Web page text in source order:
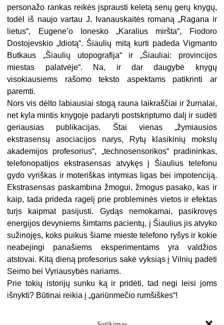
personažo rankas reikės įsprausti keletą senų gerų knygų,
todėl iš naujo vartau J. Ivanauskaitės romaną „Ragana ir
lietus“, Eugene’o Ionesko „Karalius miršta“, Fiodoro
Dostojevskio „Idiotą“. Šiaulių mitą kurti padeda Vigmanto
Butkaus „Šiaulių utopografija“ ir „Šiauliai: provincijos
miestas palatvėje“. Na, ir dar daugybė knygų
visokiausiems rašomo teksto aspektams patikrinti ar
paremti.
Nors vis dėlto labiausiai stogą rauna laikraščiai ir žurnalai,
net kyla mintis knygoje padaryti postskriptumo dalį ir sudėti
geriausias publikacijas. Štai vienas „žymiausios
ekstrasensų asociacijos narys, Rytų klasikinių mokslų
akademijos profesorius“, „technosensorikos“ pradininkas,
telefonopatijos ekstrasensas atvykęs į Šiaulius telefonu
gydo vyriškas ir moteriškas intymias ligas bei impotenciją.
Ekstrasensas paskambina žmogui, žmogus pasako, kas ir
kaip, tada prideda ragelį prie probleminės vietos ir efektas
turįs kaipmat pasijusti. Gydąs nemokamai, pasikrovęs
energijos devyniems šimtams pacientų, į Šiaulius jis atvyko
sužinojęs, koks puikus šiame mieste telefono ryšys ir kokie
neabejingi panašiems eksperimentams yra valdžios
atstovai. Kitą dieną profesorius sakė vyksiąs į Vilnių padėti
Seimo bei Vyriausybės nariams.
Prie tokių istorijų sunku ką ir pridėti, tad negi leisi joms
išnykti? Būtinai reikia į „gariūnmečio rumšiškes“!